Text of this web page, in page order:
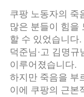
쿠팡 노동자의 죽
많은 분들이 힘을
할 수 있었습니다
덕준님·고 김명
이루어졌습니다.
하지만 죽음을 부
이에 쿠팡의 근본